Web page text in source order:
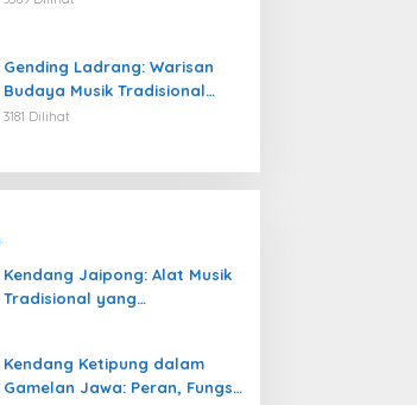
Gending Ladrang: Warisan
Budaya Musik Tradisional
Jawa yang Abadi
3181 Dilihat
Kendang Jaipong: Alat Musik
Tradisional yang
Kendang Ketipung dalam
Gamelan Jawa: Peran, Fungsi,